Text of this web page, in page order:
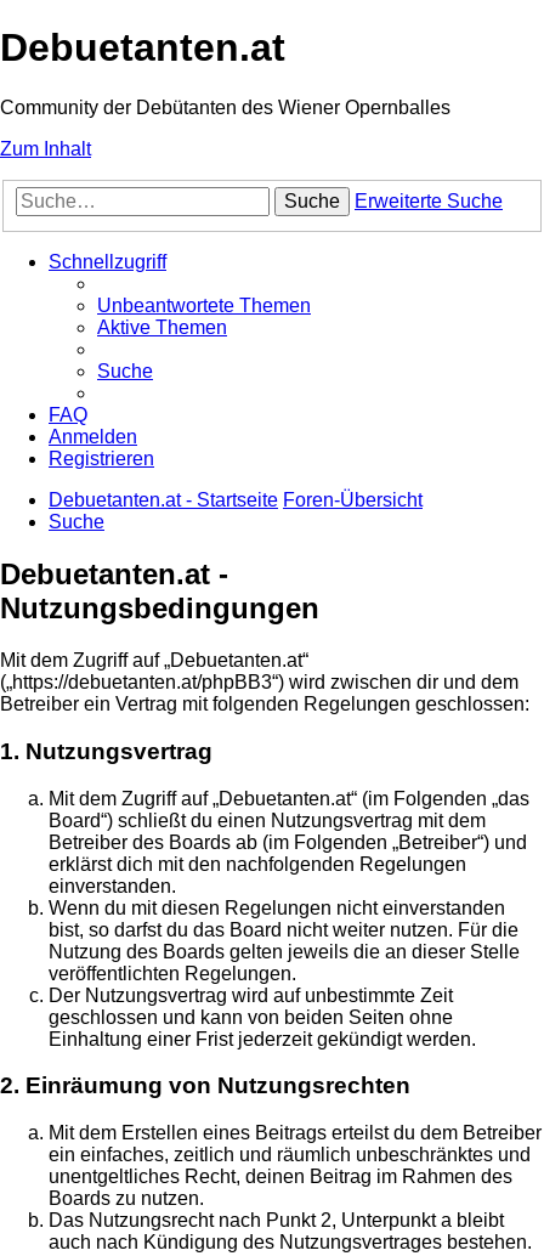
Debuetanten.at
Community der Debütanten des Wiener Opernballes
Zum Inhalt
Suche Erweiterte Suche
Schnellzugriff
Unbeantwortete Themen
Aktive Themen
Suche
FAQ
Anmelden
Registrieren
Debuetanten.at - Startseite Foren-Übersicht
Suche
Debuetanten.at -
Nutzungsbedingungen
Mit dem Zugriff auf „Debuetanten.at“
(„https://debuetanten.at/phpBB3“) wird zwischen dir und dem
Betreiber ein Vertrag mit folgenden Regelungen geschlossen:
1. Nutzungsvertrag
Mit dem Zugriff auf „Debuetanten.at“ (im Folgenden „das
Board“) schließt du einen Nutzungsvertrag mit dem
Betreiber des Boards ab (im Folgenden „Betreiber“) und
erklärst dich mit den nachfolgenden Regelungen
einverstanden.
Wenn du mit diesen Regelungen nicht einverstanden
bist, so darfst du das Board nicht weiter nutzen. Für die
Nutzung des Boards gelten jeweils die an dieser Stelle
veröffentlichten Regelungen.
Der Nutzungsvertrag wird auf unbestimmte Zeit
geschlossen und kann von beiden Seiten ohne
Einhaltung einer Frist jederzeit gekündigt werden.
2. Einräumung von Nutzungsrechten
Mit dem Erstellen eines Beitrags erteilst du dem Betreiber
ein einfaches, zeitlich und räumlich unbeschränktes und
unentgeltliches Recht, deinen Beitrag im Rahmen des
Boards zu nutzen.
Das Nutzungsrecht nach Punkt 2, Unterpunkt a bleibt
auch nach Kündigung des Nutzungsvertrages bestehen.